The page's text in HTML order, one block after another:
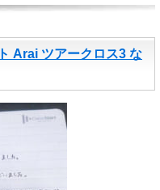
Arai ツアークロス3 な